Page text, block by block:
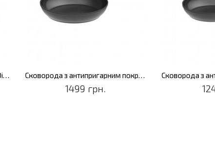
Сковорода з антипригарним покриттям DiNA HELIX, діам. 28 см, 2,4 л